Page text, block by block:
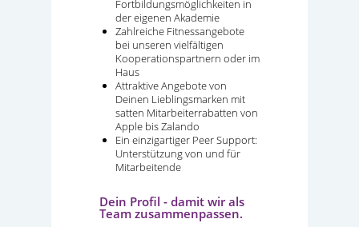
Fortbildungsmöglichkeiten in
der eigenen Akademie
Zahlreiche Fitnessangebote
bei unseren vielfältigen
Kooperationspartnern oder im
Haus
Attraktive Angebote von
Deinen Lieblingsmarken mit
satten Mitarbeiterrabatten von
Apple bis Zalando
Ein einzigartiger Peer Support:
Unterstützung von und für
Mitarbeitende
Dein Profil - damit wir als
Team zusammenpassen.